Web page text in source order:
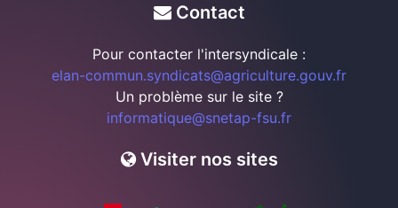
Contact
Pour contacter l'intersyndicale :
elan-commun.syndicats@agriculture.gouv.fr
Un problème sur le site ?
informatique@snetap-fsu.fr
Visiter nos sites